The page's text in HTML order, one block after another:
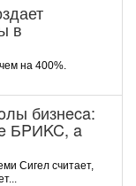
в
на 400%.
бизнeca:
БPИKC, a
Cигeл cчитaeт,